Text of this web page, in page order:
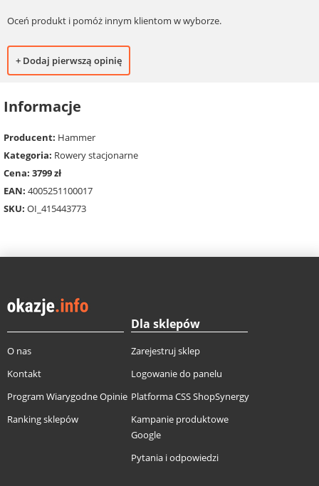
Oceń produkt i pomóż innym klientom w wyborze.
+ Dodaj pierwszą opinię
Informacje
Producent: Hammer
Kategoria: Rowery stacjonarne
Cena: 3799 zł
EAN: 4005251100017
SKU: OI_415443773
O nas
Kontakt
Program Wiarygodne Opinie
Ranking sklepów
Dla sklepów
Zarejestruj sklep
Logowanie do panelu
Platforma CSS ShopSynergy
Kampanie produktowe
Google
Pytania i odpowiedzi